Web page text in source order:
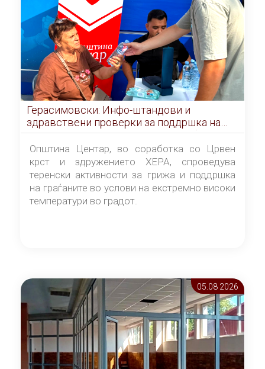
Герасимовски: Инфо-штандови и
здравствени проверки за поддршка на
граѓаните во услови на топлотен бран
Општина Центар, во соработка со Црвен
крст и здружението ХЕРА, спроведува
теренски активности за грижа и поддршка
на граѓаните во услови на екстремно високи
температури во градот.
05.08 2026